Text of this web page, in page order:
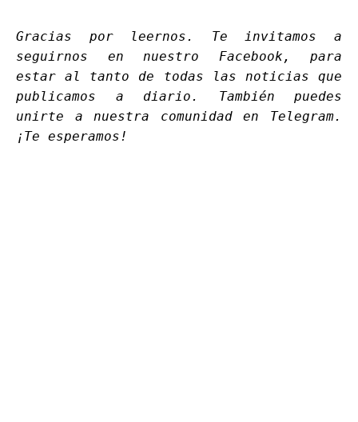
Gracias por leernos. Te invitamos a
seguirnos en nuestro Facebook , para
estar al tanto de todas las noticias que
publicamos a diario. También puedes
unirte a nuestra comunidad en Telegram.
¡Te esperamos!